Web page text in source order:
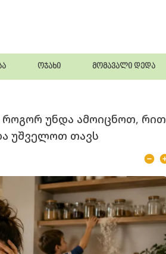
ოჯახი მომავალი დედა
როგორ უნდა ამოიცნოთ, რით
უშველოთ თავს